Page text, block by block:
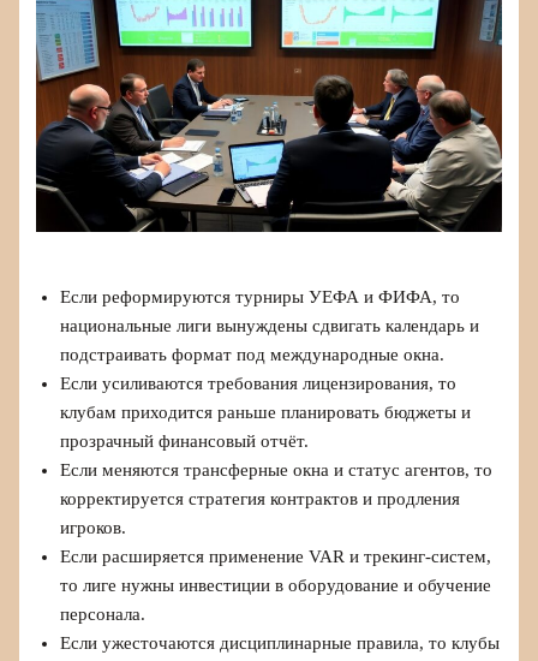
Если реформируются турниры УЕФА и ФИФА, то
национальные лиги вынуждены сдвигать календарь и
подстраивать формат под международные окна.
Если усиливаются требования лицензирования, то
клубам приходится раньше планировать бюджеты и
прозрачный финансовый отчёт.
Если меняются трансферные окна и статус агентов, то
корректируется стратегия контрактов и продления
игроков.
Если расширяется применение VAR и трекинг‑систем,
то лиге нужны инвестиции в оборудование и обучение
персонала.
Если ужесточаются дисциплинарные правила, то клубы